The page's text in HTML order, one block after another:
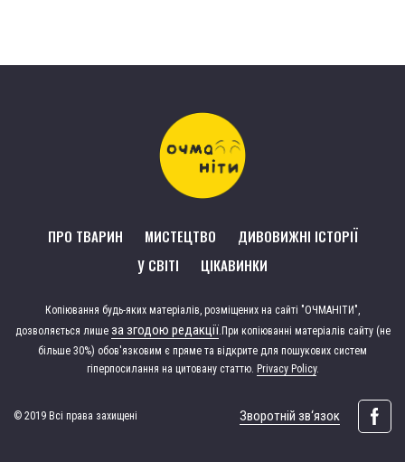
ПРО ТВАРИН МИСТЕЦТВО
ДИВОВИЖНІ ІСТОРІЇ
У СВІТІ
ЦІКАВИНКИ
Зворотній зв‘язок
Копіювання будь-яких матеріалів, розміщених на сайті "ОЧМАНІТИ",
дозволяється лише за згодою редакції При копіюванні матеріалів сайту (не
більше 30%) обов'язковим є пряме та відкрите для пошукових систем
гіперпосилання на цитовану статтю. Privacy Policy.
© 2019 Всі права захищені